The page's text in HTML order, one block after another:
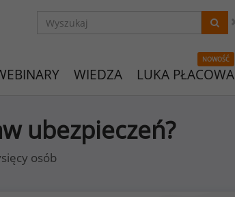
WIEDZA
NOWOŚĆ
LUKA PŁACOWA
ubezpieczeń?
osób